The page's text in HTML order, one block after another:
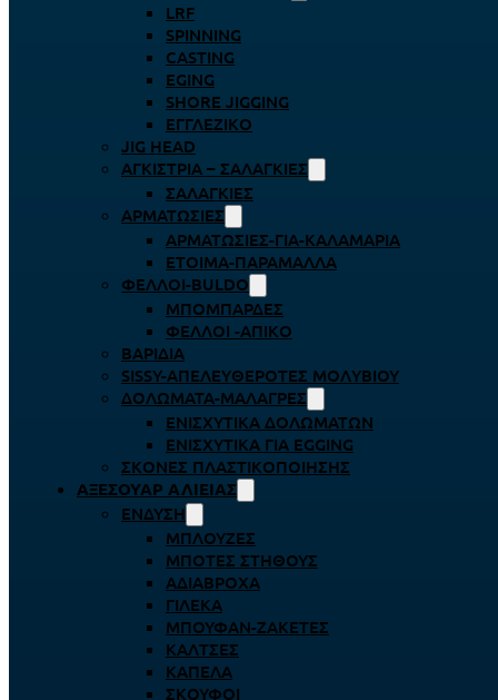
LRF
SPINNING
CASTING
EGING
SHORE JIGGING
ΕΓΓΛΈΖΙΚΟ
JIG HEAD
ΑΓΚΊΣΤΡΙΑ – ΣΑΛΑΓΚΙΈΣ
ΣΑΛΑΓΚΙΈΣ
ΑΡΜΑΤΩΣΙΈΣ
ΑΡΜΑΤΩΣΙΈΣ-ΓΙΑ-ΚΑΛΑΜΆΡΙΑ
ΈΤΟΙΜΑ-ΠΑΡΆΜΑΛΛΑ
ΦΕΛΛΟΊ-BULDO
ΜΠΟΜΠΆΡΔΕΣ
ΦΕΛΛΟΊ -ΑΠΊΚΟ
ΒΑΡΊΔΙΑ
SISSY-ΑΠΕΛΕΥΘΕΡΟΤΈΣ ΜΟΛΥΒΙΟΎ
ΔΟΛΏΜΑΤΑ-ΜΑΛΆΓΡΕΣ
ΕΝΙΣΧΥΤΙΚΆ ΔΟΛΩΜΆΤΩΝ
ΕΝΙΣΧΥΤΙΚΆ ΓΙΑ EGGING
ΣΚΌΝΕΣ ΠΛΑΣΤΙΚΟΠΟΊΗΣΗΣ
ΑΞΕΣΟΥΆΡ ΑΛΙΕΊΑΣ
ΈΝΔΥΣΗ
ΜΠΛΟΎΖΕΣ
ΜΠΌΤΕΣ ΣΤΉΘΟΥΣ
ΑΔΙΆΒΡΟΧΑ
ΓΙΛΈΚΑ
ΜΠΟΥΦΆΝ-ΖΑΚΈΤΕΣ
ΚΆΛΤΣΕΣ
ΚΑΠΈΛΑ
ΣΚΟΎΦΟΙ